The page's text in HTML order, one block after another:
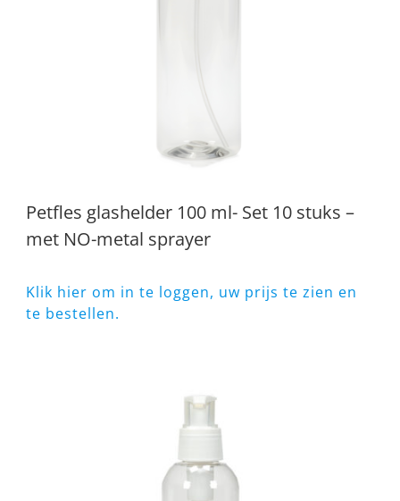
Petfles glashelder 100 ml- Set 10 stuks –
met NO-metal sprayer
Klik hier om in te loggen, uw prijs te zien en
te bestellen.